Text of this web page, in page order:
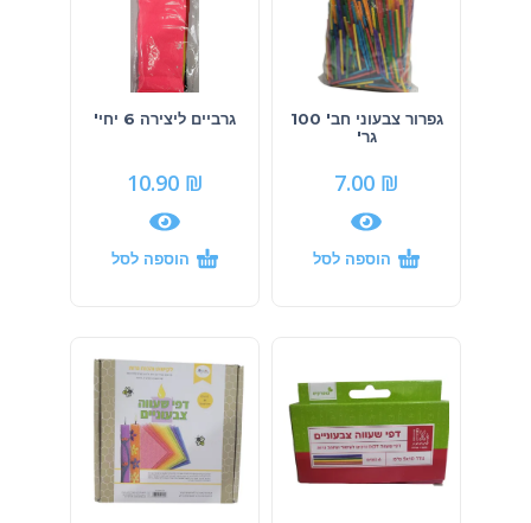
גפרור צבעוני חב' 100
גר'
7.00 ₪
הוספה לסל
גרביים ליצירה 6 יחי'
10.90 ₪
הוספה לסל